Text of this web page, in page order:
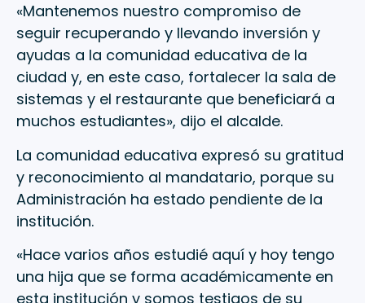
«Mantenemos nuestro compromiso de
seguir recuperando y llevando inversión y
ayudas a la comunidad educativa de la
ciudad y, en este caso, fortalecer la sala de
sistemas y el restaurante que beneficiará a
muchos estudiantes», dijo el alcalde.
La comunidad educativa expresó su gratitud
y reconocimiento al mandatario, porque su
Administración ha estado pendiente de la
institución.
«Hace varios años estudié aquí y hoy tengo
una hija que se forma académicamente en
esta institución y somos testigos de su